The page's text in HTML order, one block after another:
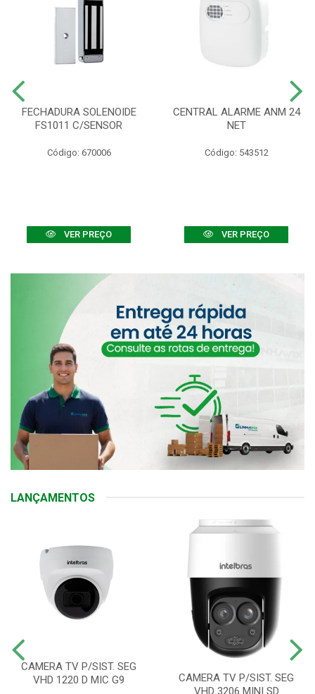
FECHADURA SOLENOIDE
FS1011 C/SENSOR
Código: 670006
VER PREÇO
CENTRAL ALARME ANM 24
NET
Código: 543512
VER PREÇO
LANÇAMENTOS
CAMERA TV P/SIST. SEG
VHD 1220 D MIC G9
CAMERA TV P/SIST. SEG
VHD 3206 MINI SD